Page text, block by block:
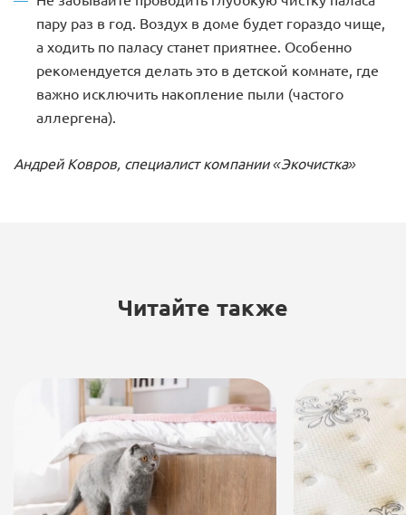
пару раз в год. Воздух в доме будет гораздо чище,
а ходить по паласу станет приятнее. Особенно
рекомендуется делать это в детской комнате, где
важно исключить накопление пыли (частого
аллергена).
Андрей Ковров, специалист компании «Экочистка»
Читайте также